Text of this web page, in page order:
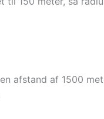
afstand af 1500